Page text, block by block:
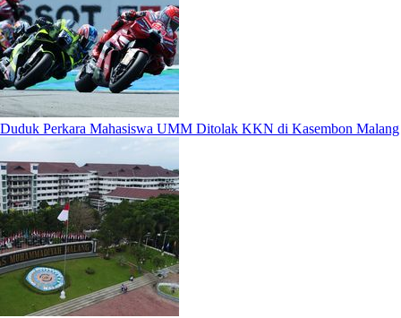
Duduk Perkara Mahasiswa UMM Ditolak KKN di Kasembon Malang